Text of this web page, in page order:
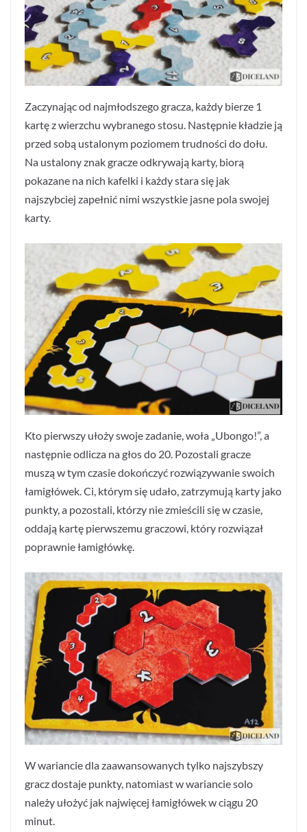
Zaczynając od najmłodszego gracza, każdy bierze 1
kartę z wierzchu wybranego stosu. Następnie kładzie ją
przed sobą ustalonym poziomem trudności do dołu.
Na ustalony znak gracze odkrywają karty, biorą
pokazane na nich kafelki i każdy stara się jak
najszybciej zapełnić nimi wszystkie jasne pola swojej
karty.
Kto pierwszy ułoży swoje zadanie, woła „Ubongo!”, a
następnie odlicza na głos do 20. Pozostali gracze
muszą w tym czasie dokończyć rozwiązywanie swoich
łamigłówek. Ci, którym się udało, zatrzymują karty jako
punkty, a pozostali, którzy nie zmieścili się w czasie,
oddają kartę pierwszemu graczowi, który rozwiązał
poprawnie łamigłówkę.
W wariancie dla zaawansowanych tylko najszybszy
gracz dostaje punkty, natomiast w wariancie solo
należy ułożyć jak najwięcej łamigłówek w ciągu 20
minut.